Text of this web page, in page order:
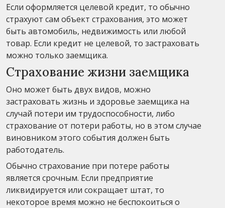
Если оформляется целевой кредит, то обычно
страхуют сам объект страхования, это может
быть автомобиль, недвижимость или любой
товар. Если кредит не целевой, то застраховать
можно только заемщика.
Страхование жизни заемщика
Оно может быть двух видов, можно
застраховать жизнь и здоровье заемщика на
случай потери им трудоспособности, либо
страхование от потери работы, но в этом случае
виновником этого события должен быть
работодатель.
Обычно страхование при потере работы
является срочным. Если предприятие
ликвидируется или сокращает штат, то
некоторое время можно не беспокоиться о